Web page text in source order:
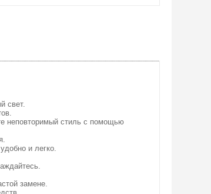
свет.
неповторимый стиль с помощью
и легко.
замене.